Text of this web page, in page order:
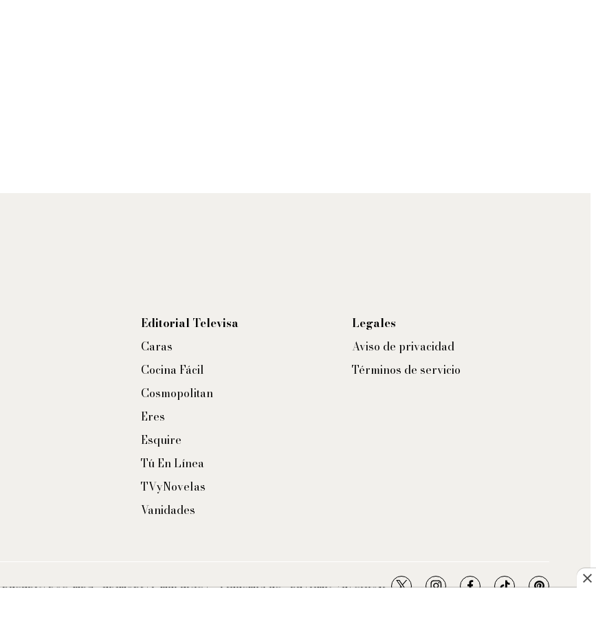
Editorial Televisa
Caras
Cocina Fácil
Cosmopolitan
Eres
Esquire
Tú En Línea
TVyNovelas
Vanidades
Legales
Aviso de privacidad
Términos de servicio
TBG - EDITORIAL TELEVISA - LIFESTYLES - BEAUTY / FASHION twitterinstagramfacebooktiktokpinterest